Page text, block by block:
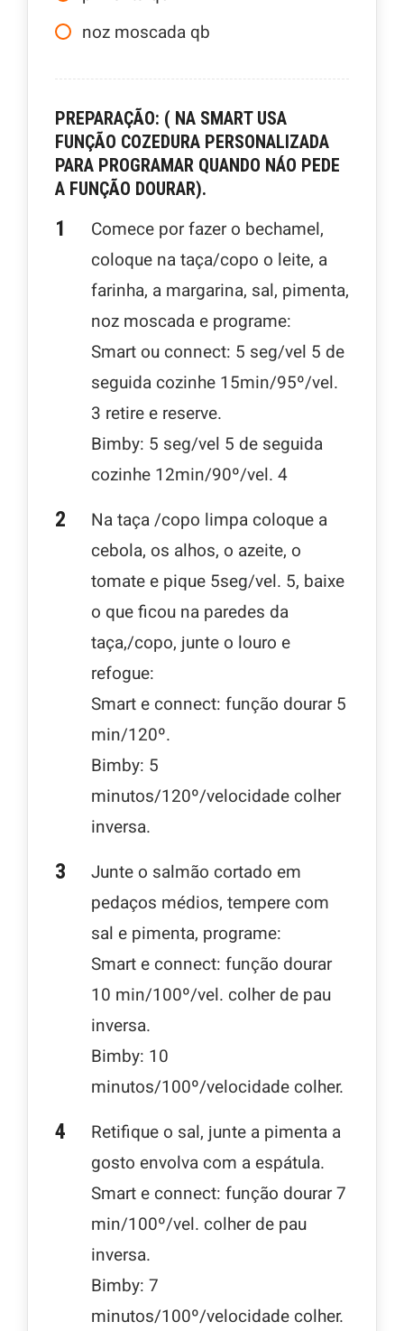
noz moscada qb
PREPARAÇÃO: ( NA SMART USA
FUNÇÃO COZEDURA PERSONALIZADA
PARA PROGRAMAR QUANDO NÁO PEDE
A FUNÇÃO DOURAR).
Comece por fazer o bechamel,
coloque na taça/copo o leite, a
farinha, a margarina, sal, pimenta,
noz moscada e programe:
Smart ou connect: 5 seg/vel 5 de
seguida cozinhe 15min/95º/vel.
3 retire e reserve.
Bimby: 5 seg/vel 5 de seguida
cozinhe 12min/90º/vel. 4
Na taça /copo limpa coloque a
cebola, os alhos, o azeite, o
tomate e pique 5seg/vel. 5, baixe
o que ficou na paredes da
taça,/copo, junte o louro e
refogue:
Smart e connect: função dourar 5
min/120º.
Bimby: 5
minutos/120º/velocidade colher
inversa.
Junte o salmão cortado em
pedaços médios, tempere com
sal e pimenta, programe:
Smart e connect: função dourar
10 min/100º/vel. colher de pau
inversa.
Bimby: 10
minutos/100º/velocidade colher.
Retifique o sal, junte a pimenta a
gosto envolva com a espátula.
Smart e connect: função dourar 7
min/100º/vel. colher de pau
inversa.
Bimby: 7
minutos/100º/velocidade colher.